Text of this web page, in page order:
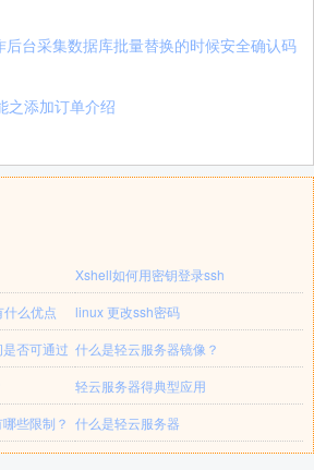
台采集数据库批量替换的时候安全确认码
之添加订单介绍
Xshell如何用密钥登录ssh
么优点
linux 更改ssh密码
否可通过 什么是轻云服务器镜像？
轻云服务器得典型应用
些限制？ 什么是轻云服务器